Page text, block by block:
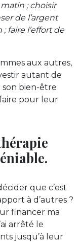
; choisir
de l’argent
faire l’effort de
aux autres,
autant de
son bien-être
pour leur
que c’est
à d’autres ?
financer ma
arrêté le
jusqu’à leur